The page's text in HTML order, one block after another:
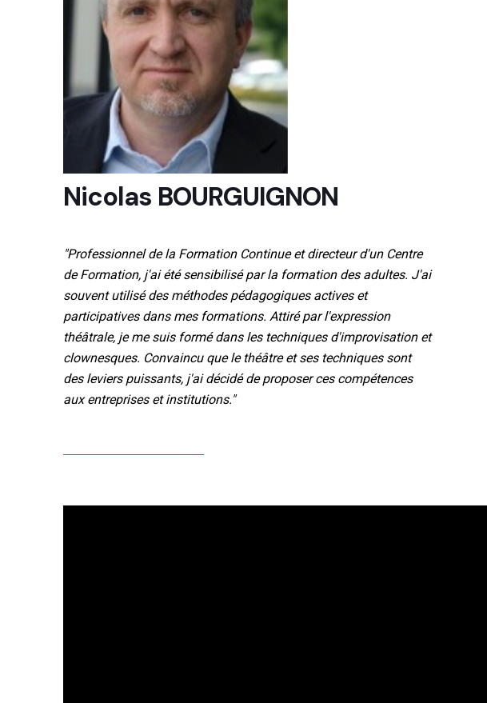
Nicolas BOURGUIGNON
"Professionnel de la Formation Continue et directeur d'un Centre
de Formation, j'ai été sensibilisé par la formation des adultes. J'ai
souvent utilisé des méthodes pédagogiques actives et
participatives dans mes formations. Attiré par l'expression
théâtrale, je me suis formé dans les techniques d'improvisation et
clownesques. Convaincu que le théâtre et ses techniques sont
des leviers puissants, j'ai décidé de proposer ces compétences
aux entreprises et institutions."